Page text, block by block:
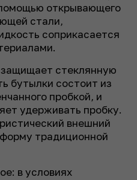
открывающего
стали,
соприкасается
стеклянную
бутылки состоит из
пробкой, и
удерживать пробку.
внешний
традиционной
в условиях